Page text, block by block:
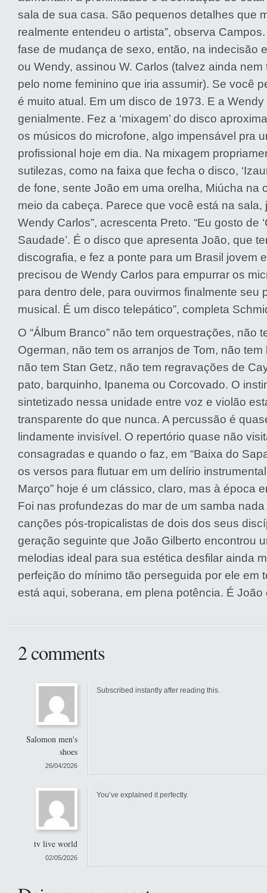
sala de sua casa. São pequenos detalhes que
realmente entendeu o artista”, observa
fase de mudança de sexo, então, na indecisão
ou Wendy, assinou W. Carlos (talvez ainda
pelo nome feminino que iria assumir). Se você
é muito atual. Em um disco de 1973. E a
genialmente. Fez a ‘mixagem’ do disco
os músicos do microfone, algo impensável pra
profissional hoje em dia. Na mixagem
sutilezas, como na faixa que fecha o disco,
de fone, sente João em uma orelha, Miúcha na
meio da cabeça. Parece que você está na sala,
Wendy Carlos”, acrescenta Preto. “Eu gosto de
Saudade’. É o disco que apresenta João, que
discografia, e fez a ponte para um Brasil jovem
precisou de Wendy Carlos para empurrar os
para dentro dele, para ouvirmos finalmente seu
musical. É um disco telepático”, completa
O “Álbum Branco” não tem orquestrações, não
Ogerman, não tem os arranjos de Tom, não
não tem Stan Getz, não tem regravações de
pato, barquinho, Ipanema ou Corcovado. O
sintetizado nessa unidade entre voz e violão
transparente do que nunca. A percussão é
lindamente invisível. O repertório quase não
consagradas e quando o faz, em “Baixa do
os versos para flutuar em um delírio
Março” hoje é um clássico, claro, mas à época
Foi nas profundezas do mar de um samba
canções pós-tropicalistas de dois dos seus
geração seguinte que João Gilberto encontrou
melodias ideal para sua estética desfilar ainda
perfeição do mínimo tão perseguida por ele em
está aqui, soberana, em plena potência. É João
2 comments
Salomon men's
shoes
26/04/2026
Subscribed instantly after reading this.
tv live world
02/05/2026
You’ve explained it perfectly.